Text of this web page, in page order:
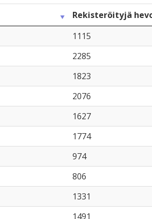
Rekisteröityjä
1115
2285
1823
2076
1627
1774
974
806
1331
1491